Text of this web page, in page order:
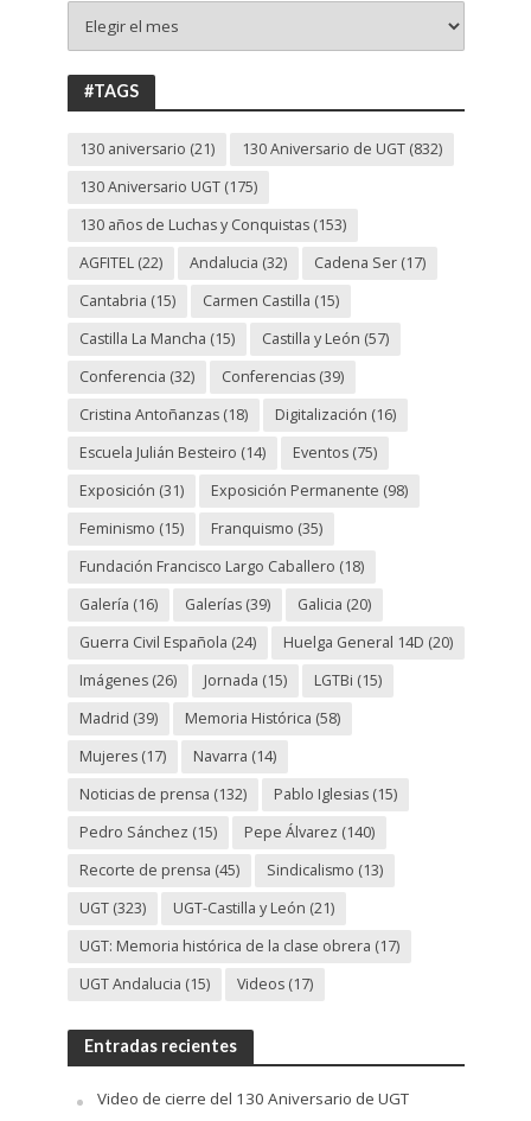
130
ANIVERSARIO
UGT
#TAGS
130 aniversario (21) 130 Aniversario de UGT(832)
130 Aniversario UGT(175)
130 años de Luchas y Conquistas(153)
AGFITEL(22) Andalucia (32) Cadena Ser(17)
Cantabria (15) Carmen Castilla (15)
Castilla La Mancha (15) Castilla y León (57)
Conferencia (32) Conferencias(39)
Cristina Antoñanzas(18) Digitalización (16)
Escuela Julián Besteiro (14) Eventos(75)
Exposición (31) Exposición Permanente (98)
Feminismo (15) Franquismo (35)
Fundación Francisco Largo Caballero (18)
Galería (16) Galerías(39) Galicia (20)
Guerra Civil Española (24) Huelga General 14D (20)
Imágenes(26) Jornada (15) LGTBi (15)
Madrid (39) Memoria Histórica (58)
Mujeres(17) Navarra (14)
Noticias de prensa (132) Pablo Iglesias(15)
Pedro Sánchez (15) Pepe Álvarez (140)
Recorte de prensa (45) Sindicalismo (13)
UGT(323) UGT-Castilla y León (21)
UGT: Memoria histórica de la clase obrera (17)
UGT Andalucia (15) Videos(17)
Entradas recientes
Video de cierre del 130 Aniversario de UGT